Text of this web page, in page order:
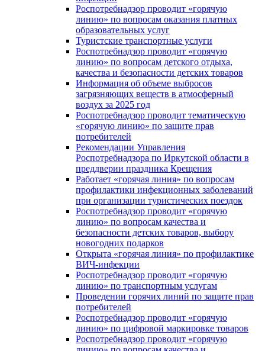
Роспотребнадзор проводит «горячую
линию» по вопросам оказания платных
образовательных услуг
Туристские транспортные услуги
Роспотребнадзор проводит «горячую
линию» по вопросам детского отдыха,
качества и безопасности детских товаров
Информация об объеме выбросов
загрязняющих веществ в атмосферный
воздух за 2025 год
Роспотребнадзор проводит тематическую
«горячую линию» по защите прав
потребителей
Рекомендации Управления
Роспотребнадзора по Иркутской области в
преддверии праздника Крещения
Работает «горячая линия» по вопросам
профилактики инфекционных заболеваний
при организации туристических поездок
Роспотребнадзор проводит «горячую
линию» по вопросам качества и
безопасности детских товаров, выбору
новогодних подарков
Открыта «горячая линия» по профилактике
ВИЧ-инфекции
Роспотребнадзор проводит «горячую
линию» по транспортным услугам
Проведении горячих линий по защите прав
потребителей
Роспотребнадзор проводит «горячую
линию» по цифровой маркировке товаров
Роспотребнадзор проводит «горячую